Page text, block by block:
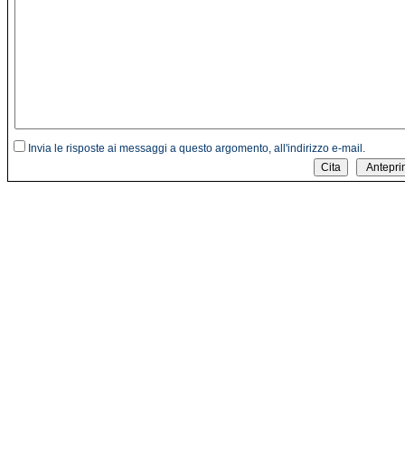
Invia le risposte ai messaggi a questo argomento, all'indirizzo e-mail.